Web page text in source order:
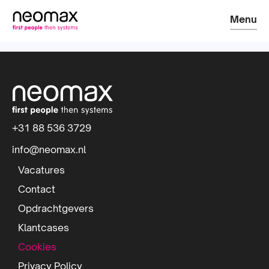
Menu
S
t
e
o
o
t
+31 88 536 3729
info@neomax.nl
Vacatures
Contact
Opdrachtgevers
Klantcases
Cookies
Privacy Policy